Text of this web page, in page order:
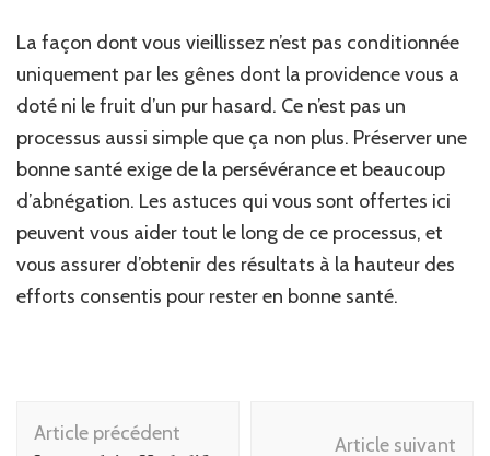
La façon dont vous vieillissez n’est pas conditionnée
uniquement par les gênes dont la providence vous a
doté ni le fruit d’un pur hasard. Ce n’est pas un
processus aussi simple que ça non plus. Préserver une
bonne santé exige de la persévérance et beaucoup
d’abnégation. Les astuces qui vous sont offertes ici
peuvent vous aider tout le long de ce processus, et
vous assurer d’obtenir des résultats à la hauteur des
efforts consentis pour rester en bonne santé.
Navigation
d'article
Article précédent
Article suivant